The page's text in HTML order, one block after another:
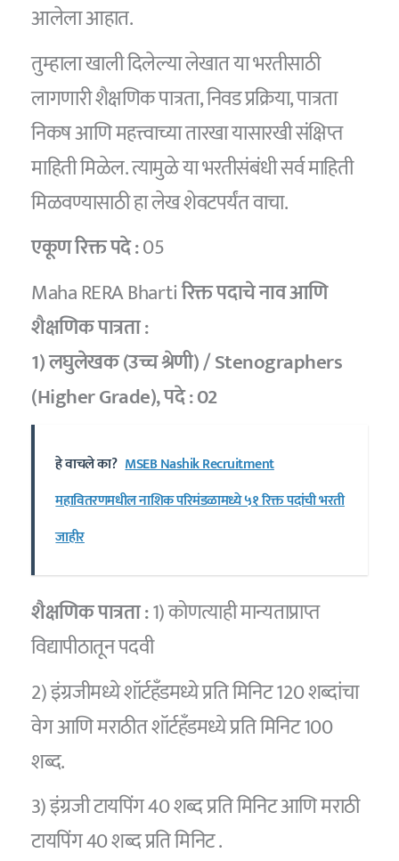
आलेला आहात.
तुम्हाला खाली दिलेल्या लेखात या भरतीसाठी
लागणारी शैक्षणिक पात्रता, निवड प्रक्रिया, पात्रता
निकष आणि महत्त्वाच्या तारखा यासारखी संक्षिप्त
माहिती मिळेल. त्यामुळे या भरतीसंबंधी सर्व माहिती
मिळवण्यासाठी हा लेख शेवटपर्यंत वाचा.
एकूण रिक्त पदे :05
Maha RERA Bhartiरिक्त पदाचे नाव आणि
शैक्षणिक पात्रता :
1) लघुलेखक (उच्च श्रेणी) / Stenographers
(Higher Grade),पदे :02
हे वाचले का? MSEB Nashik Recruitment
महावितरणमधील नाशिक परिमंडळामध्ये ५१ रिक्त पदांची भरती
जाहीर
शैक्षणिक पात्रता :1) कोणत्याही मान्यताप्राप्त
विद्यापीठातून पदवी
2) इंग्रजीमध्ये शॉर्टहँडमध्ये प्रति मिनिट 120 शब्दांचा
वेग आणि मराठीत शॉर्टहँडमध्ये प्रति मिनिट 100
शब्द.
3) इंग्रजी टायपिंग 40 शब्द प्रति मिनिट आणि मराठी
टायपिंग 40 शब्द प्रति मिनिट .